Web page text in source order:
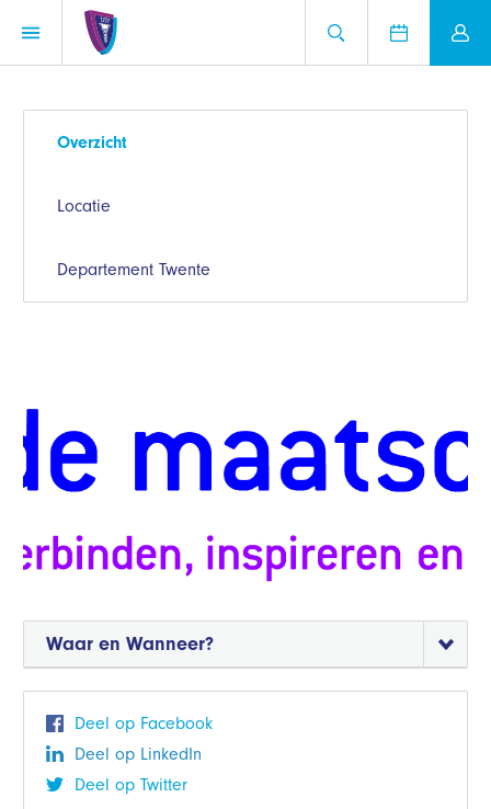
Overzicht
Locatie
Departement Twente
Waar en Wanneer?
Deel op Facebook
Deel op LinkedIn
Deel op Twitter